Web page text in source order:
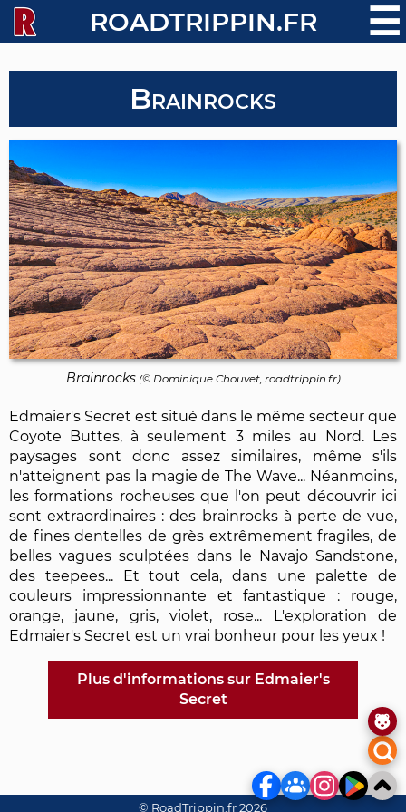
ROADTRIPPIN.FR ☰
Brainrocks
Brainrocks(© Dominique Chouvet, roadtrippin.fr)
Edmaier's Secret est situé dans le même secteur que
Coyote Buttes, à seulement 3 miles au Nord. Les
paysages sont donc assez similaires, même s'ils
n'atteignent pas la magie de The Wave... Néanmoins,
les formations rocheuses que l'on peut découvrir ici
sont extraordinaires : des brainrocks à perte de vue,
de fines dentelles de grès extrêmement fragiles, de
belles vagues sculptées dans le Navajo Sandstone,
des teepees... Et tout cela, dans une palette de
couleurs impressionnante et fantastique : rouge,
orange, jaune, gris, violet, rose... L'exploration de
Edmaier's Secret est un vrai bonheur pour les yeux !
Plus d'informations sur Edmaier's
Secret
© RoadTrippin.fr 2026